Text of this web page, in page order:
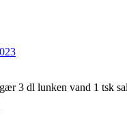
3 dl lunken vand 1 tsk